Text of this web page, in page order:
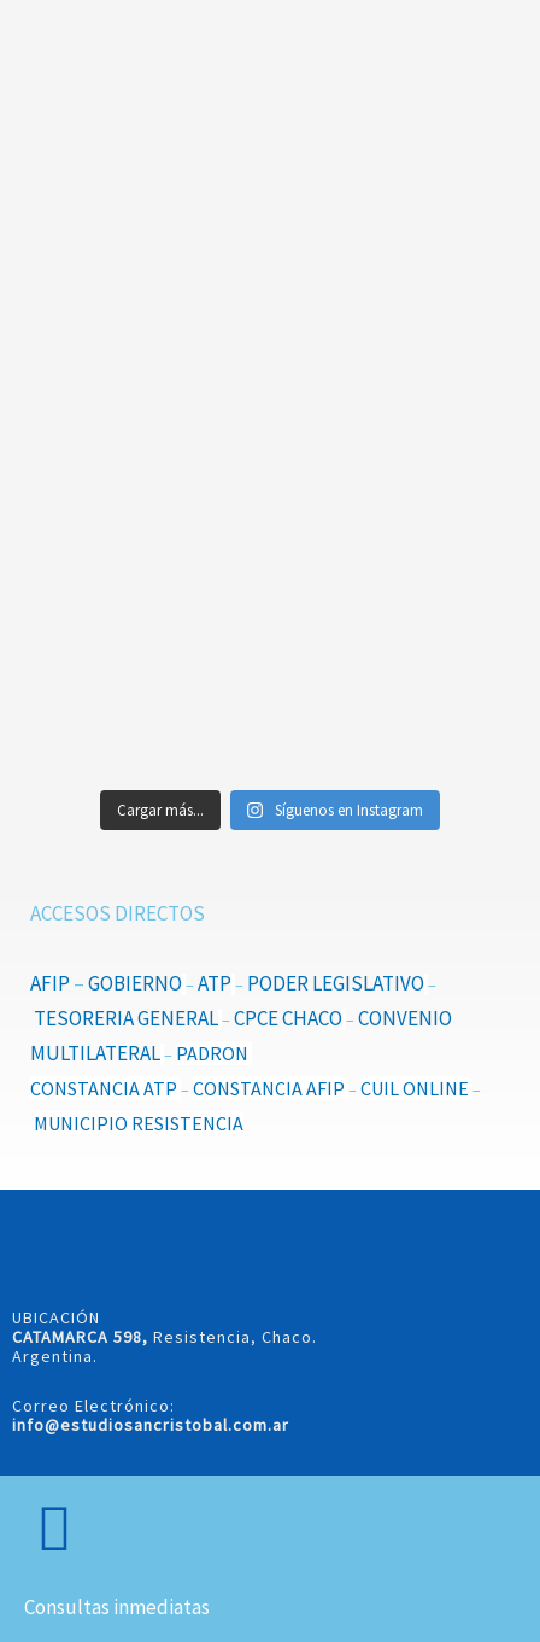
Cargar más... Síguenos en Instagram
ACCESOS DIRECTOS
AFIP–GOBIERNO – ATP– PODER LEGISLATIVO –
TESORERIA GENERAL– CPCE CHACO – CONVENIO
MULTILATERAL– PADRON
CONSTANCIA ATP – CONSTANCIA AFIP – CUIL ONLINE –
MUNICIPIO RESISTENCIA
UBICACIÓN
CATAMARCA 598, Resistencia, Chaco.
Argentina.
Correo Electrónico:
info@estudiosancristobal.com.ar
Consultas inmediatas